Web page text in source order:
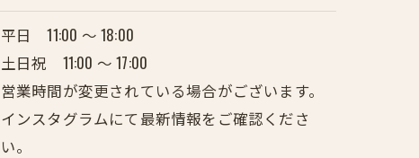
平日 11:00 〜 18:00
土日祝 11:00 〜 17:00
営業時間が変更されている場合がございます。
インスタグラムにて最新情報をご確認くださ
い。